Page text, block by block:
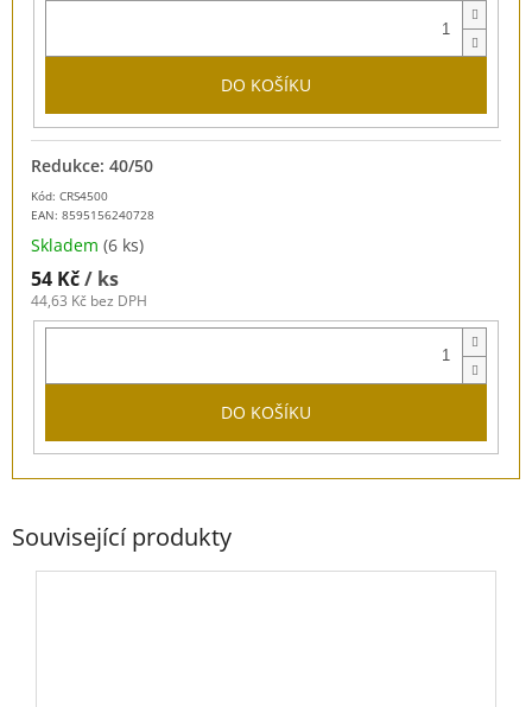
DO KOŠÍKU
Kód: CRS4500
EAN: 8595156240728
Redukce: 40/50
Skladem (6 ks)
54 Kč/ ks
44,63 Kč bez DPH
DO KOŠÍKU
Související produkty